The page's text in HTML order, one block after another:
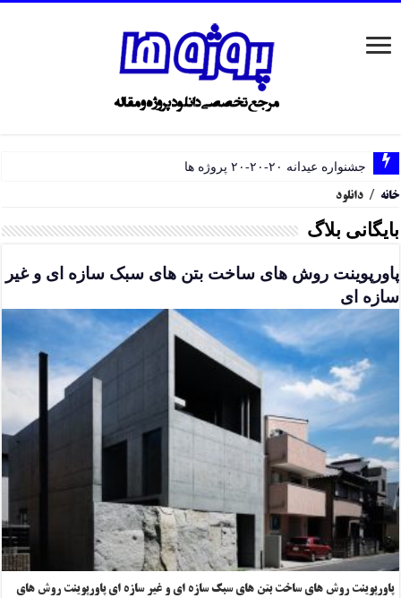
جشنواره عیدانه ۲۰-۲۰-۲۰ پروژه ها
خانه / دانلود
بایگانی بلاگ
پاورپوینت روش های ساخت بتن های سبک سازه ای و غیر
سازه ای
پاورپوینت روش های ساخت بتن های سبک سازه ای و غیر سازه ای پاورپوینت روش های